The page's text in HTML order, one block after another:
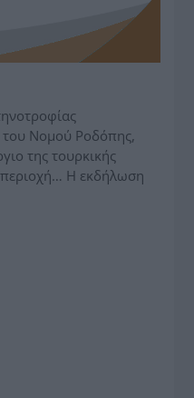
Νομού Ροδόπης,
της τουρκικής
περιοχή… Η εκδήλωση